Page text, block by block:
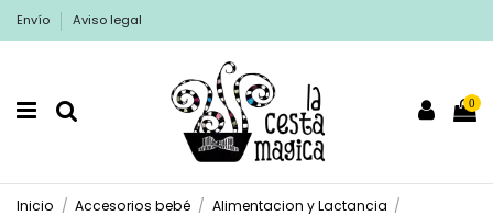
Envío Aviso legal
0
Inicio Accesorios bebé
Alimentacion y Lactancia